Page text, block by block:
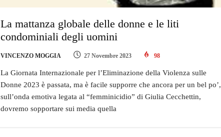
La mattanza globale delle donne e le liti
condominiali degli uomini
VINCENZO MOGGIA 27 Novembre 2023 98
La Giornata Internazionale per l’Eliminazione della Violenza sulle
Donne 2023 è passata, ma è facile supporre che ancora per un bel po’,
sull’onda emotiva legata al “femminicidio” di Giulia Cecchettin,
dovremo sopportare sui media quella